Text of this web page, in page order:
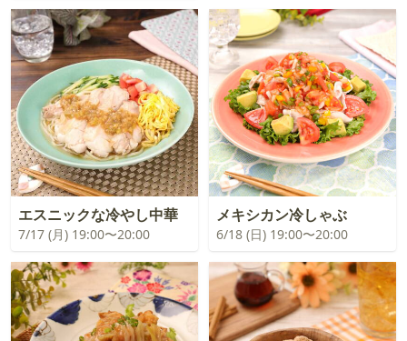
エスニックな冷やし中華
7/17 (月) 19:00〜20:00
メキシカン冷しゃぶ
6/18 (日) 19:00〜20:00